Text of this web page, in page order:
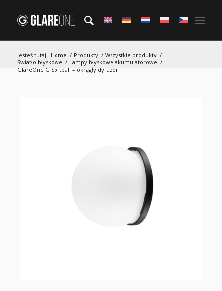
Jesteś tutaj: Home / Produkty / Wszystkie produkty /
Światło błyskowe / Lampy błyskowe akumulatorowe /
GlareOne G Softball – okrągły dyfuzor